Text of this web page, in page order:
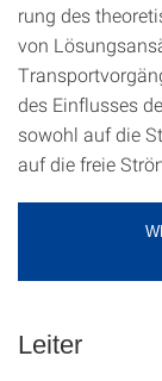
rung des
von
des Einflusses
sowohl auf die
auf die freie
Leiter